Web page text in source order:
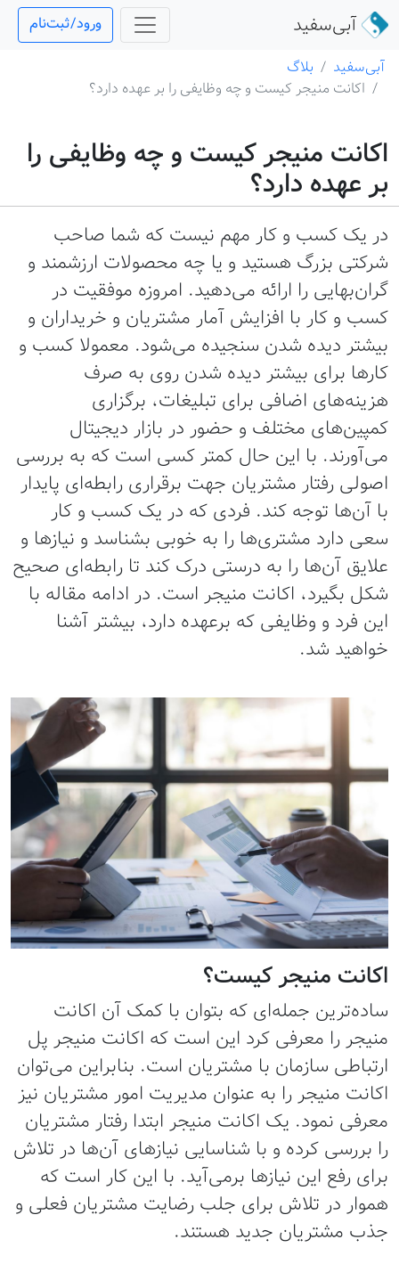
آبی‌سفید
ورود/ثبت‌نام
آبی‌سفید
بلاگ
اکانت منیجر کیست و چه وظایفی را بر عهده دارد؟
اکانت منیجر کیست و چه وظایفی را
بر عهده دارد؟
در یک کسب و کار مهم نیست که شما صاحب
شرکتی بزرگ هستید و یا چه محصولات ارزشمند و
گران‌بهایی را ارائه می‌دهید. امروزه موفقیت در
کسب و کار با افزایش آمار مشتریان و خریداران و
بیشتر دیده شدن سنجیده می‌شود.‌ معمولا کسب و
کارها برای بیشتر دیده شدن روی به صرف
هزینه‌های اضافی برای تبلیغات، برگزاری
کمپین‌های مختلف و حضور در بازار دیجیتال
می‌آورند‌. با این حال کمتر کسی است که به بررسی
اصولی رفتار مشتریان جهت برقراری رابطه‌ای پایدار
با آن‌ها توجه کند. فردی که در یک کسب و کار
سعی دارد مشتری‌ها را به خوبی بشناسد و نیازها و
علایق آن‌ها را به درستی درک کند تا رابطه‌ای صحیح
شکل بگیرد، اکانت منیجر است. در ادامه مقاله با
این فرد و وظایفی که برعهده دارد، بیشتر آشنا
خواهید شد.
اکانت منیجر کیست؟
ساده‌ترین جمله‌ای که بتوان با کمک آن اکانت
منیجر را معرفی کرد این است که اکانت منیجر پل
ارتباطی سازمان با مشتریان است. بنابراین می‌توان
اکانت منیجر را به عنوان مدیریت امور مشتریان نیز
معرفی نمود. یک اکانت منیجر ابتدا رفتار مشتریان
را بررسی کرده و با شناسایی نیازهای آن‌ها در تلاش
برای رفع این نیازها برمی‌آید. با این کار است که
هموار در تلاش برای جلب رضایت مشتریان فعلی و
جذب مشتریان جدید هستند.